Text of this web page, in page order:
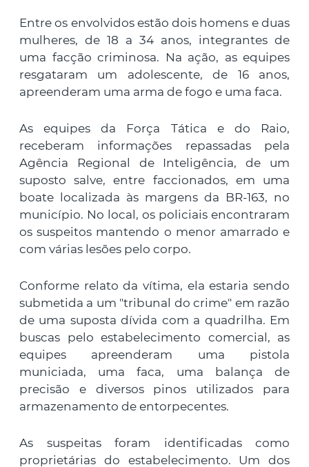
Entre os envolvidos estão dois homens e duas
mulheres, de 18 a 34 anos, integrantes de
uma facção criminosa. Na ação, as equipes
resgataram um adolescente, de 16 anos,
apreenderam uma arma de fogo e uma faca.
As equipes da Força Tática e do Raio,
receberam informações repassadas pela
Agência Regional de Inteligência, de um
suposto salve, entre faccionados, em uma
boate localizada às margens da BR-163, no
município. No local, os policiais encontraram
os suspeitos mantendo o menor amarrado e
com várias lesões pelo corpo.
Conforme relato da vítima, ela estaria sendo
submetida a um "tribunal do crime" em razão
de uma suposta dívida com a quadrilha. Em
buscas pelo estabelecimento comercial, as
equipes apreenderam uma pistola
municiada, uma faca, uma balança de
precisão e diversos pinos utilizados para
armazenamento de entorpecentes.
As suspeitas foram identificadas como
proprietárias do estabelecimento. Um dos